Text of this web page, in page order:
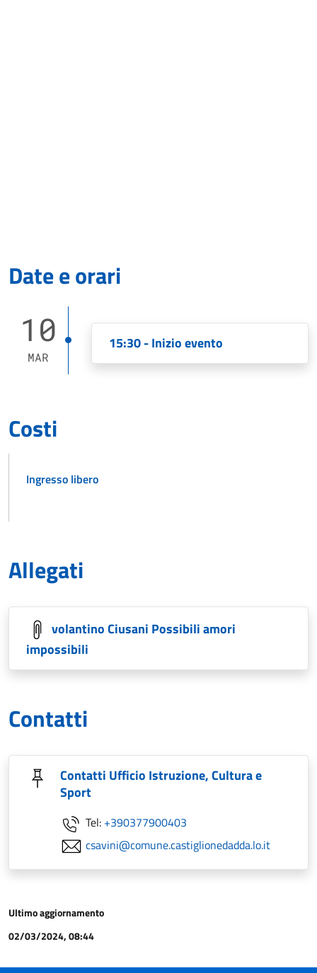
Date e orari
10
MAR
15:30 - Inizio evento
Costi
Ingresso libero
Allegati
volantino Ciusani Possibili amori
impossibili
Contatti
Contatti Ufficio Istruzione, Cultura e
Sport
Tel: +390377900403
csavini@comune.castiglionedadda.lo.it
Ultimo aggiornamento
02/03/2024, 08:44